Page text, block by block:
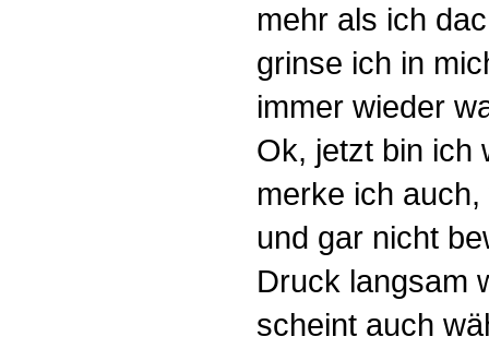
mehr als ich
grinse ich in
immer wieder
Ok, jetzt bin ich
merke ich
und gar nicht
Druck langsam
scheint auch